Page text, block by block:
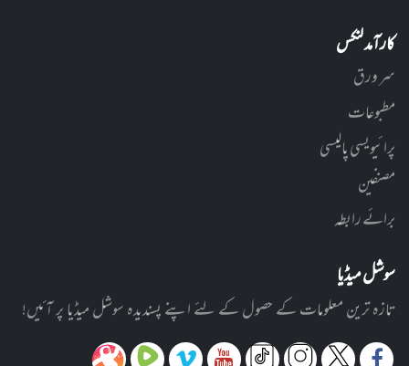
کارآمد لنکس
سر ورق
مطبوعات
پرائیویسی پالیسی
مصنفین
برائے رابطہ
سوشل میڈیا
تازہ ترین معلومات کے حصول کے لئے اپنے پسندیدہ سوشل میڈیا پر آئیں!